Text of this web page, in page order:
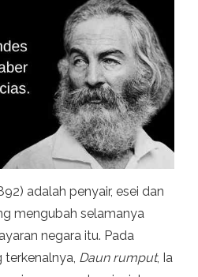
adalah penyair, esei dan
mengubah selamanya
negara itu. Pada
terkenalnya, Daun rumput, Ia